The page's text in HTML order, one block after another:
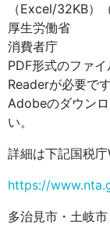
（Excel/32KB）
厚生労働省
消費者庁
PDF形式のファ
Readerが必要で
Adobeのダウン
い。
詳細は下記国税庁
https://
多治見市・土岐